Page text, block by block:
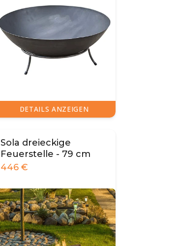
DETAILS ANZEIGEN
Sola dreieckige
Feuerstelle - 79 cm
446 €